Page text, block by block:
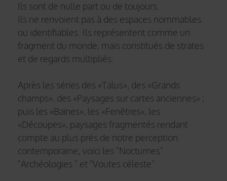
Ils sont de nulle part ou de toujours.
Ils ne renvoient pas à des espaces nommables
ou identifiables. Ils représentent comme un
fragment du monde, mais constitués de strates
et de regards multipliés.
Après les séries des «Talus», des «Grands
champs», des «Paysages sur cartes anciennes» ;
puis les «Baïnes», les «Fenêtres», les
«Découpes», paysages fragmentés rendant
compte au plus prés de notre perception
contemporaine; voici les "Nocturnes"
"Archéologies " et "Voutes céleste"